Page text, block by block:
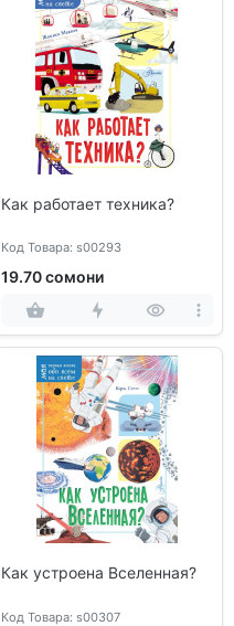
Как работает техника?
Код Товара: s00293
19.70 сомони
Как устроена Вселенная?
Код Товара: s00307